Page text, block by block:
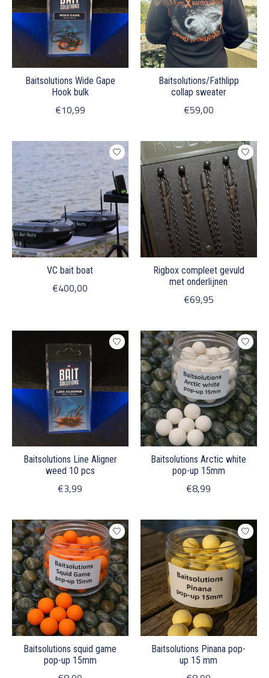
Baitsolutions Wide Gape
Hook bulk
€10,99
Baitsolutions/Fathlipp
collap sweater
€59,00
VC bait boat
€400,00
Rigbox compleet gevuld
met onderlijnen
€69,95
Baitsolutions Line Aligner
weed 10 pcs
€3,99
Baitsolutions Arctic white
pop-up 15mm
€8,99
Baitsolutions squid game
pop-up 15mm
Baitsolutions Pinana pop-
up 15 mm